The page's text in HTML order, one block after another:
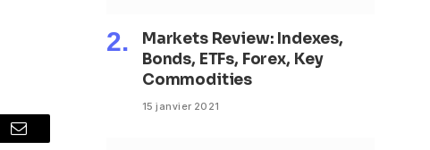
Email
Markets Review: Indexes,
Bonds, ETFs, Forex, Key
Commodities
15 janvier 2021